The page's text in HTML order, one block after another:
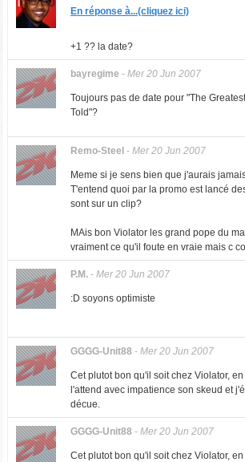
En réponse à...(cliquez ici)
+1 ?? la date?
bayregime - Mer 20 Jun 2007
Toujours pas de date pour "The
Told"?
Remo-Steel - Mer 20 Jun 2007
Meme si je sens bien que j'aurais
T'entend quoi par la promo est lancé
sont sur un clip?
MAis bon Violator les grand pope du
vraiment ce qu'il foute en vraie mais c
P.M.- Mer 20 Jun 2007
:D soyons optimiste
GGGG-Unit88 - Mer 20 Jun 2007
Cet plutot bon qu'il soit chez Violator, en
l'attend avec impatience son skeud et
décue.
GGGG-Unit88 - Mer 20 Jun 2007
Cet plutot bon qu'il soit chez Violator, en